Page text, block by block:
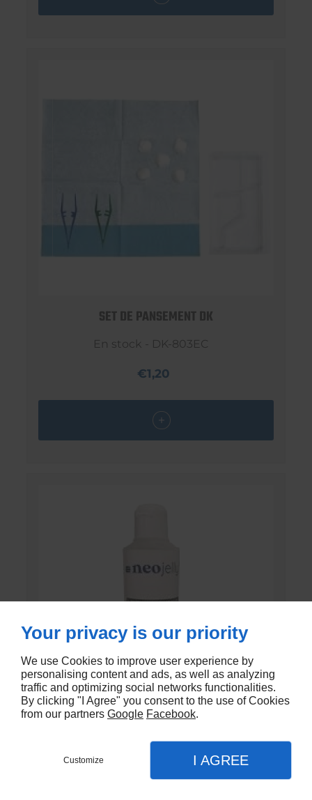
SET DE PANSEMENT DK
En stock - DK-803EC
€1,20
GEL DE CONTACT UNI’GEL
Your privacy is our priority
We use Cookies to improve user experience by
personalising content and ads, as well as analyzing
traffic and optimizing social networks functionalities.
By clicking "I Agree" you consent to the use of Cookies
from our partners Google Facebook.
Customize I AGREE